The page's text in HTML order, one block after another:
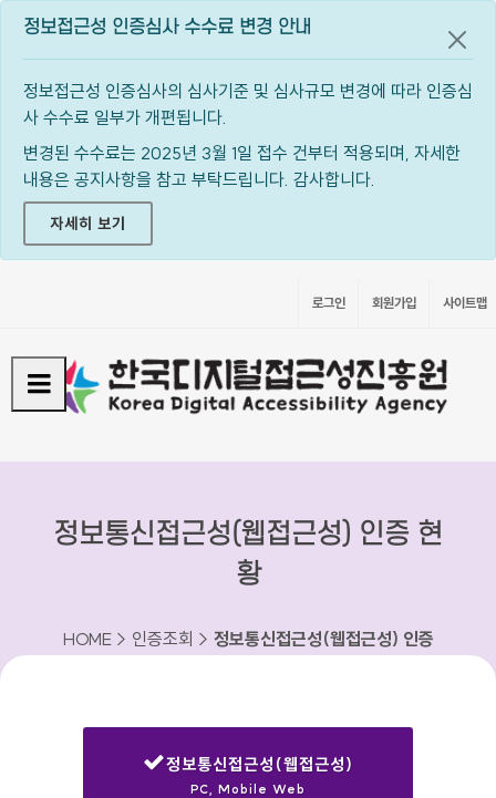
정보접근성 인증심사 수수료 변경 안내
정보접근성 인증심사의 심사기준 및 심사규모 변경에 따라 인증심
사 수수료 일부가 개편됩니다.
변경된 수수료는 2025년 3월 1일 접수 건부터 적용되며, 자세한
내용은 공지사항을 참고 부탁드립니다. 감사합니다.
자세히 보기
공지
로그인 회원가입 사이트맵
정보통신접근성(웹접근성) 인증 현
황
HOME > 인증조회 > 정보통신접근성(웹접근성) 인증
정보통신접근성(웹접근성)
PC, Mobile Web